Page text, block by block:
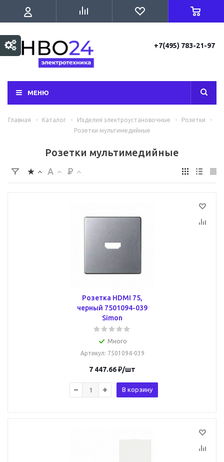
+7(495) 783-21-97
МЕНЮ
Главная - Каталог - Изделия электроустановочные - Розетки
-
Розетки мультимедийные
Розетки мультимедийные
Розетка HDMI 75,
черный 7501094-039
Simon
Много
Артикул: 7501094-039
7 447.66₽/шт
В корзину